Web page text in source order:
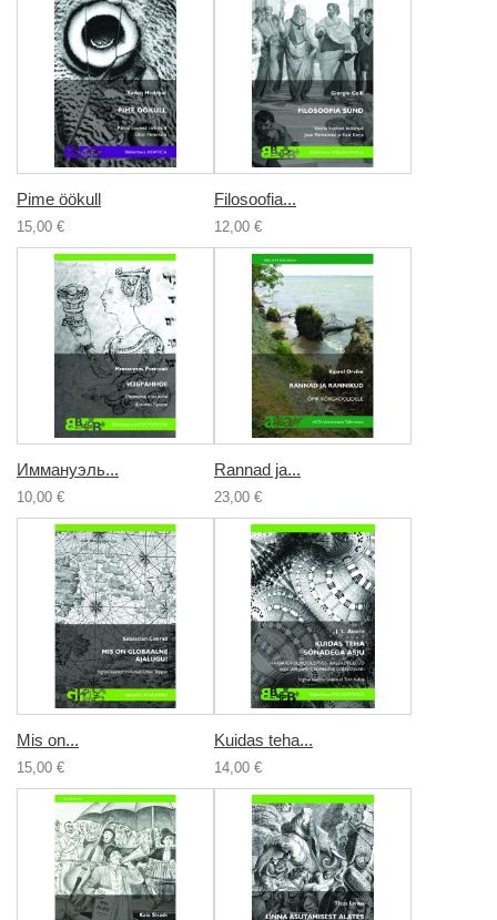
Pime öökull
15,00 €
Filosoofia...
12,00 €
Иммануэль...
10,00 €
Rannad ja...
23,00 €
Mis on...
15,00 €
Kuidas teha...
14,00 €